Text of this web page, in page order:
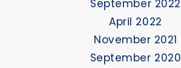
September 2022
April 2022
November 2021
September 2020